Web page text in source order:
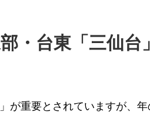
・台東「三仙台
が重要とされていますが、